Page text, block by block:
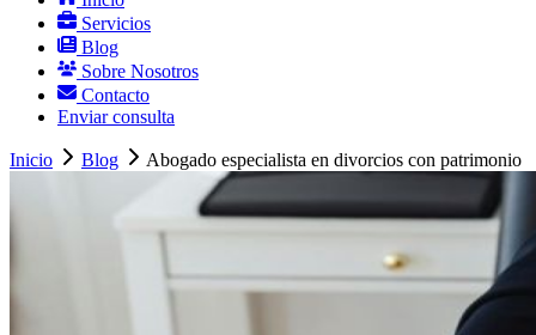
Servicios
Blog
Sobre Nosotros
Contacto
Enviar consulta
Inicio Blog Abogado especialista en divorcios con patrimonio